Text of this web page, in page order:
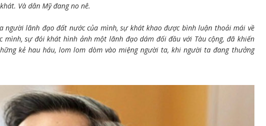
Và dân Mỹ đang no nê.
người lãnh đạo đất nước của mình, sự khát khao được bình luận thoải mái về
mình, sự đói khát hình ảnh một lãnh đạo dám đối đầu với Tàu cộng, đã khiến
kẻ hau háu, lom lom dòm vào miệng người ta, khi người ta đang thưởng